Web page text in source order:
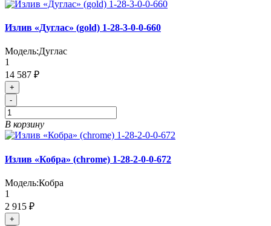
Излив «Дуглас» (gold) 1-28-3-0-0-660
Модель:Дуглас
1
14 587 ₽
+
-
В корзину
Излив «Кобра» (chrome) 1-28-2-0-0-672
Модель:Кобра
1
2 915 ₽
+